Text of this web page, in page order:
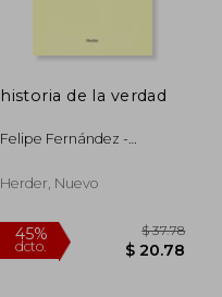
dcto.
historia de la verdad
Felipe Fernández -
Herder, Nuevo